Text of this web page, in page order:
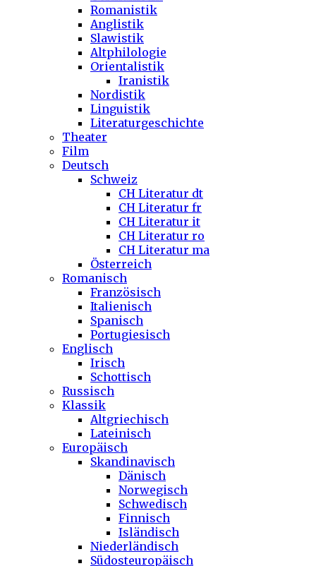
Romanistik
Anglistik
Slawistik
Altphilologie
Orientalistik
Iranistik
Nordistik
Linguistik
Literaturgeschichte
Theater
Film
Deutsch
Schweiz
CH Literatur dt
CH Literatur fr
CH Literatur it
CH Literatur ro
CH Literatur ma
Österreich
Romanisch
Französisch
Italienisch
Spanisch
Portugiesisch
Englisch
Irisch
Schottisch
Russisch
Klassik
Altgriechisch
Lateinisch
Europäisch
Skandinavisch
Dänisch
Norwegisch
Schwedisch
Finnisch
Isländisch
Niederländisch
Südosteuropäisch